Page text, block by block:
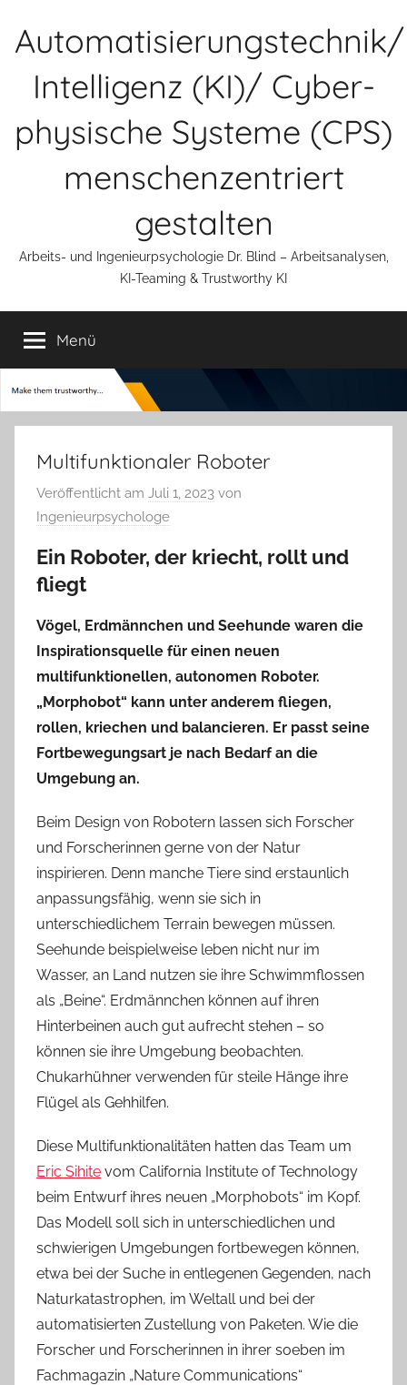
Inhalt
Intelligenz (KI)/ Cyber-
physische Systeme (CPS)
menschenzentriert
gestalten
Arbeits- und Ingenieurpsychologie Dr. Blind – Arbeitsanalysen,
KI-Teaming & Trustworthy KI
Menü
Multifunktionaler Roboter
Veröffentlicht am Juli 1, 2023 von
Ingenieurpsychologe
Ein Roboter, der kriecht, rollt und
fliegt
Vögel, Erdmännchen und Seehunde waren die
Inspirationsquelle für einen neuen
multifunktionellen, autonomen Roboter.
„Morphobot“ kann unter anderem fliegen,
rollen, kriechen und balancieren. Er passt seine
Fortbewegungsart je nach Bedarf an die
Umgebung an.
Beim Design von Robotern lassen sich Forscher
und Forscherinnen gerne von der Natur
inspirieren. Denn manche Tiere sind erstaunlich
anpassungsfähig, wenn sie sich in
unterschiedlichem Terrain bewegen müssen.
Seehunde beispielweise leben nicht nur im
Wasser, an Land nutzen sie ihre Schwimmflossen
als „Beine“. Erdmännchen können auf ihren
Hinterbeinen auch gut aufrecht stehen – so
können sie ihre Umgebung beobachten.
Chukarhühner verwenden für steile Hänge ihre
Flügel als Gehhilfen.
Diese Multifunktionalitäten hatten das Team um
Eric Sihite vom California Institute of Technology
beim Entwurf ihres neuen „Morphobots“ im Kopf.
Das Modell soll sich in unterschiedlichen und
schwierigen Umgebungen fortbewegen können,
etwa bei der Suche in entlegenen Gegenden, nach
Naturkatastrophen, im Weltall und bei der
automatisierten Zustellung von Paketen. Wie die
Forscher und Forscherinnen in ihrer soeben im
Fachmagazin „Nature Communications“